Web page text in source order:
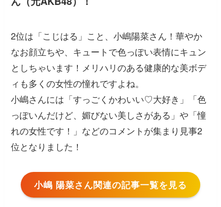
2位は「こじはる」こと、小嶋陽菜さん！華やか
なお顔立ちや、キュートで色っぽい表情にキュン
としちゃいます！メリハリのある健康的な美ボデ
ィも多くの女性の憧れですよね。
小嶋さんには 「すっごくかわいい♡大好き」「色
っぽいんだけど、媚びない美しさがある」や 「憧
れの女性です！」 などのコメントが集まり見事2
位となりました！
小嶋 陽菜さん関連の記事一覧を見る